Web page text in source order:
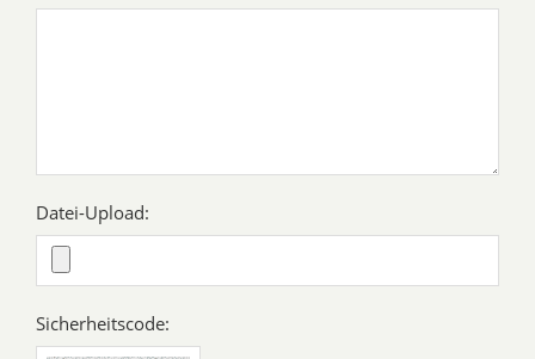
Datei-Upload:
Sicherheitscode: